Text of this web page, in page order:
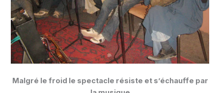
Malgré le froid le spectacle résiste et s’échauffe par